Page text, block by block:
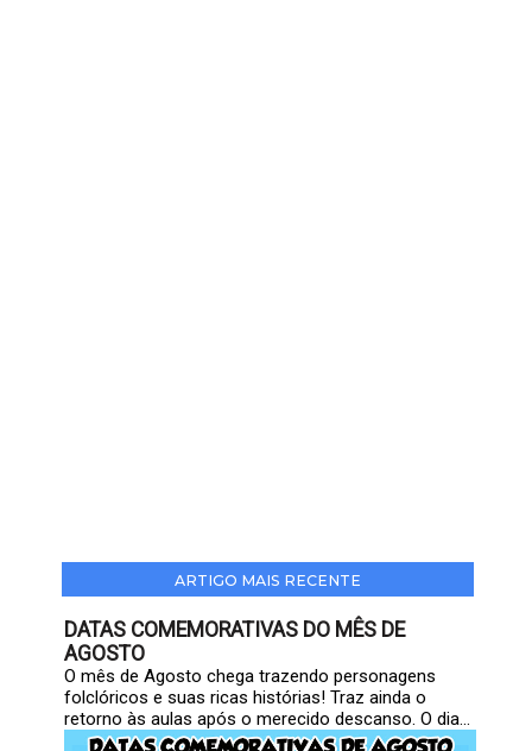
ARTIGO MAIS RECENTE
DATAS COMEMORATIVAS DO MÊS DE
AGOSTO
O mês de Agosto chega trazendo personagens
folclóricos e suas ricas histórias! Traz ainda o
retorno às aulas após o merecido descanso. O dia...